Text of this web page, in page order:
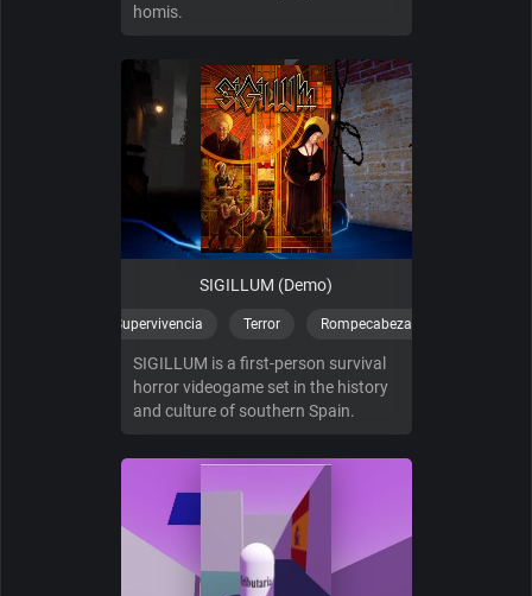
homis.
SIGILLUM (Demo)
Supervivencia Terror Rompecabezas
SIGILLUM is a first-person survival
horror videogame set in the history
and culture of southern Spain.